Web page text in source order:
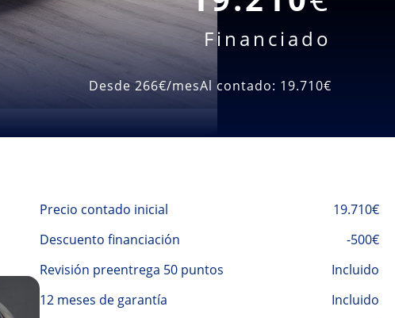
Financiado
Desde 266€/mesAl contado: 19.710€
Precio contado inicial
19.710€
Descuento financiación
-500€
Revisión preentrega 50 puntos
Incluido
12 meses de garantía
Incluido